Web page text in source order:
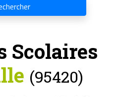
Scolaires
(95420)